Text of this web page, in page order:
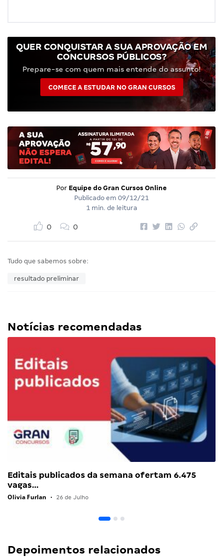
QUER CONQUISTAR A SUA APROVAÇÃO EM
CONCURSOS PÚBLICOS?
Prepare-se com quem mais entende do assunto!
COMECE A ESTUDAR NO GRAN CURSOS
Por Equipe do Gran Cursos Online
Publicado em 09/12/21
1 min. de leitura
0 0
Tudo que sabemos sobre:
resultado preliminar
Notícias recomendadas
Editais publicados da semana ofertam 6.475
vagas…
Olivia Furlan • 26 de Julho
Depoimentos relacionados